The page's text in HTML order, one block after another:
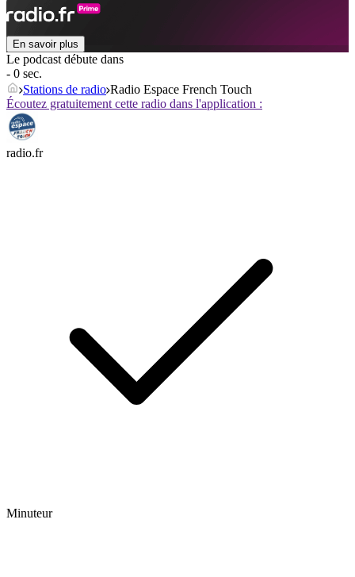
En savoir plus
Le podcast débute dans
- 0 sec.
Stations de radio Radio Espace French Touch
Écoutez gratuitement cette radio dans l'application :
radio.fr
Minuteur